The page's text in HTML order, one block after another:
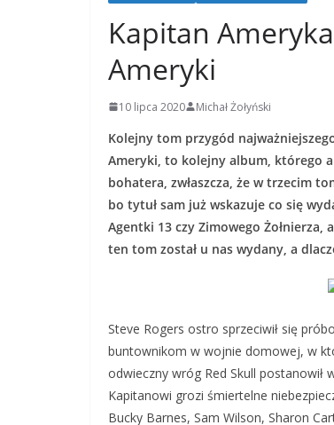
Kapitan
Ameryki
10 lipca 2020 Michał Żołyński
Kolejny tom przygód
Ameryki, to kolejny album, którego
bohatera, zwłaszcza, że w trzecim
bo tytuł sam już wskazuje co się
Agentki 13 czy Zimowego Żołnierza,
ten tom został u nas wydany, a
Steve Rogers ostro sprzeciwił się
buntownikom w wojnie domowej, w
odwieczny wróg Red Skull postanowił
Kapitanowi grozi śmiertelne
Bucky Barnes, Sam Wilson, Sharon